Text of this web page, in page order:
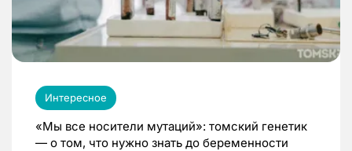
Интересное
«Мы все носители мутаций»: томский генетик
— о том, что нужно знать до беременности